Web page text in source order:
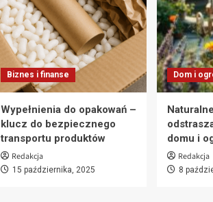
Biznes i finanse
Wypełnienia do opakowań –
klucz do bezpiecznego
transportu produktów
Redakcja
15 października, 2025
Dom i
domu i
Redakcja
8